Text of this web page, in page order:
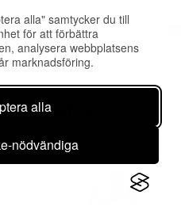
alla" samtycker du till
för att förbättra
analysera webbplatsens
marknadsföring.
alla
nödvändiga
tittat på